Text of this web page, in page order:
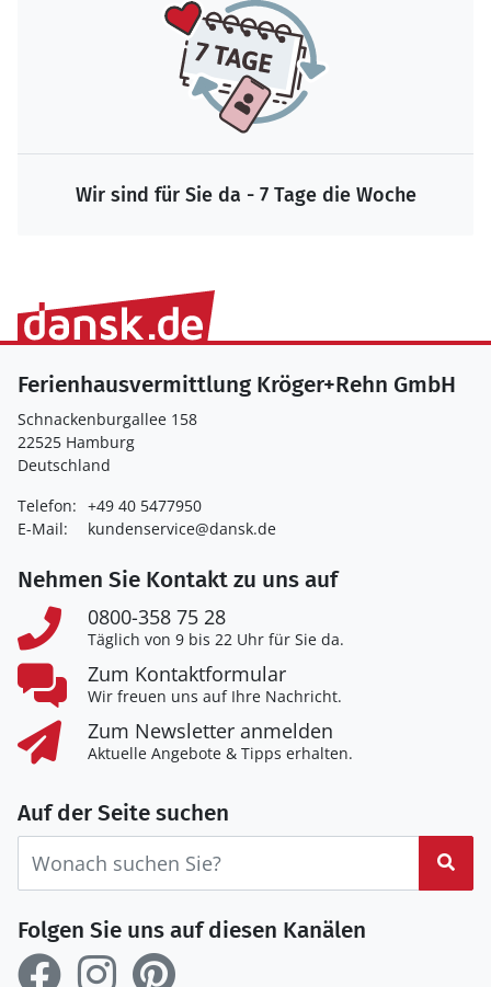
Wir sind für Sie da - 7 Tage die Woche
Ferienhausvermittlung Kröger+Rehn GmbH
Schnackenburgallee 158
22525 Hamburg
Deutschland
Telefon: +49 40 5477950
E-Mail:
kundenservice@dansk.de
Nehmen Sie Kontakt zu uns auf
0800-358 75 28
Täglich von 9 bis 22 Uhr für Sie da.
Zum Kontaktformular
Wir freuen uns auf Ihre Nachricht.
Zum Newsletter anmelden
Aktuelle Angebote & Tipps erhalten.
Auf der Seite suchen
Folgen Sie uns auf diesen Kanälen